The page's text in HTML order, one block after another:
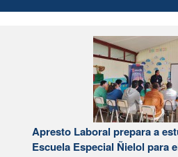
Apresto Laboral prepara a
Escuela Especial Ñielol para